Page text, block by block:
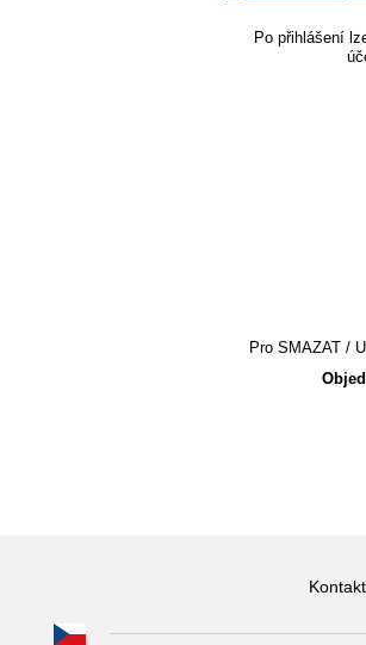
Po přihlášení
Pro SMAZAT /